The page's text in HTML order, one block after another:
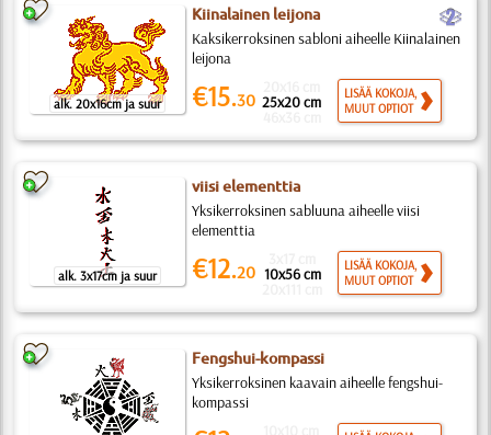
alk. 20x16cm ja suur
Kiinalainen leijona b
Kaksikerroksinen sabloni aiheelle Kiinalainen
leijona
€15.30 25x20 cm
LISÄÄ KOKOJA,
MUUT OPTIOT
alk. 3x17cm ja suur
viisi elementtia
Yksikerroksinen sabluuna aiheelle viisi
elementtia
€12.20 10x56 cm
LISÄÄ KOKOJA,
MUUT OPTIOT
Fengshui-kompassi
Yksikerroksinen kaavain aiheelle fengshui-
kompassi